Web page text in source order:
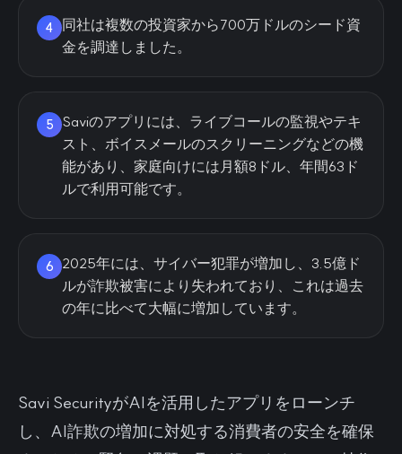
4
同社は複数の投資家から700万ドルのシード資
金を調達しました。
5
Saviのアプリには、ライブコールの監視やテキ
スト、ボイスメールのスクリーニングなどの機
能があり、家庭向けには月額8ドル、年間63ド
ルで利用可能です。
6
2025年には、サイバー犯罪が増加し、3.5億ド
ルが詐欺被害により失われており、これは過去
の年に比べて大幅に増加しています。
Savi SecurityがAIを活用したアプリをローンチ
し、AI詐欺の増加に対処する消費者の安全を確保